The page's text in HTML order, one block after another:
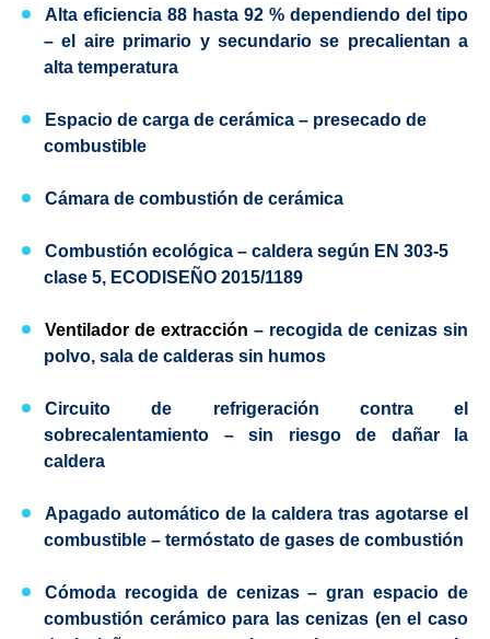
Alta eficiencia 88 hasta 92 % dependiendo del tipo
– el aire primario y secundario se precalientan a
alta temperatura
Espacio de carga de cerámica – presecado de
combustible
Cámara de combustión de cerámica
Combustión ecológica – caldera según EN 303-5
clase 5, ECODISEÑO 2015/1189
Ventilador de extracción – recogida de cenizas sin
polvo, sala de calderas sin humos
Circuito de refrigeración contra el
sobrecalentamiento – sin riesgo de dañar la
caldera
Apagado automático de la caldera tras agotarse el
combustible – termóstato de gases de combustión
Cómoda recogida de cenizas– gran espacio de
combustión cerámico para las cenizas (en el caso